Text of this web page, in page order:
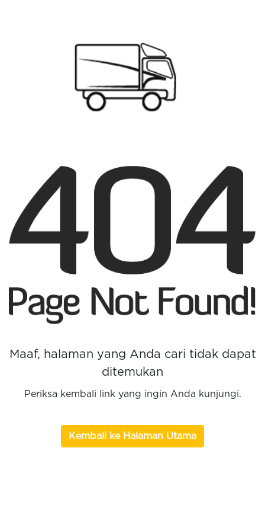
Maaf, halaman yang Anda cari tidak dapat
ditemukan
Periksa kembali link yang ingin Anda kunjungi.
Kembali ke Halaman Utama